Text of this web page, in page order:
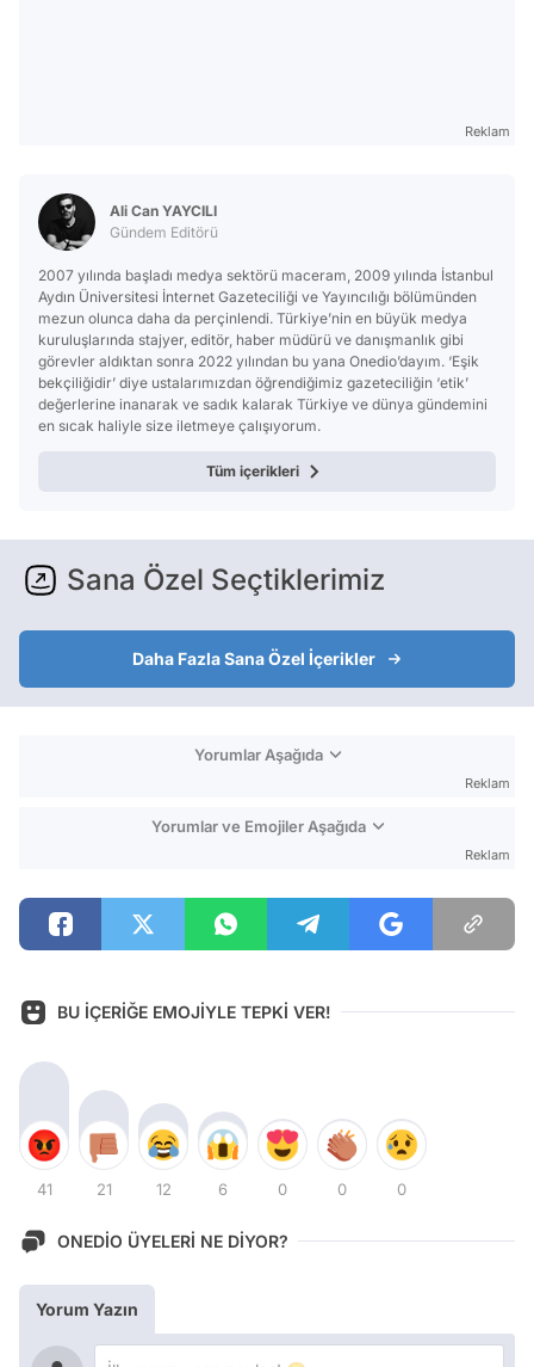
Reklam
Ali Can YAYCILI
Gündem Editörü
2007 yılında başladı medya sektörü maceram, 2009 yılında İstanbul
Aydın Üniversitesi İnternet Gazeteciliği ve Yayıncılığı bölümünden
mezun olunca daha da perçinlendi. Türkiye’nin en büyük medya
kuruluşlarında stajyer, editör, haber müdürü ve danışmanlık gibi
görevler aldıktan sonra 2022 yılından bu yana Onedio’dayım. ‘Eşik
bekçiliğidir’ diye ustalarımızdan öğrendiğimiz gazeteciliğin ‘etik’
değerlerine inanarak ve sadık kalarak Türkiye ve dünya gündemini
en sıcak haliyle size iletmeye çalışıyorum.
Tüm içerikleri
Sana Özel Seçtiklerimiz
Daha Fazla Sana Özel İçerikler
Yorumlar Aşağıda
Reklam
Yorumlar ve Emojiler Aşağıda
Reklam
BU İÇERİĞE EMOJİYLE TEPKİ VER!
41 21 12 6 0 0 0
ONEDİO ÜYELERİ NE DİYOR?
Yorum Yazın